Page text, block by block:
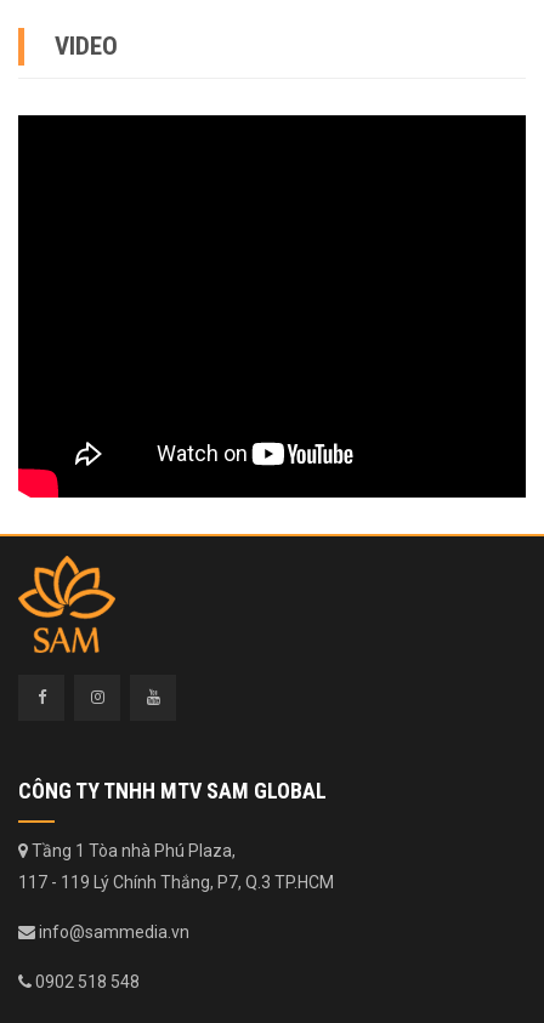
VIDEO
CÔNG TY TNHH MTV SAM GLOBAL
Tầng 1 Tòa nhà Phú Plaza,
117 - 119 Lý Chính Thắng, P7, Q.3 TP.HCM
info@sammedia.vn
0902 518 548